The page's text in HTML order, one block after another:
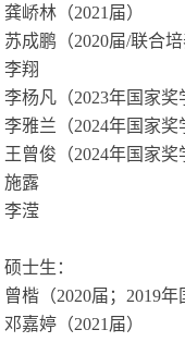
龚峤林（2021届）
苏成鹏（2020届/联合
李翔
李杨凡（2023年国家奖
李雅兰 （2024年国家奖
王曾俊（2024年国家奖
施露
李滢
硕士生：
曾楷（2020届；2019年
邓嘉婷（2021届）